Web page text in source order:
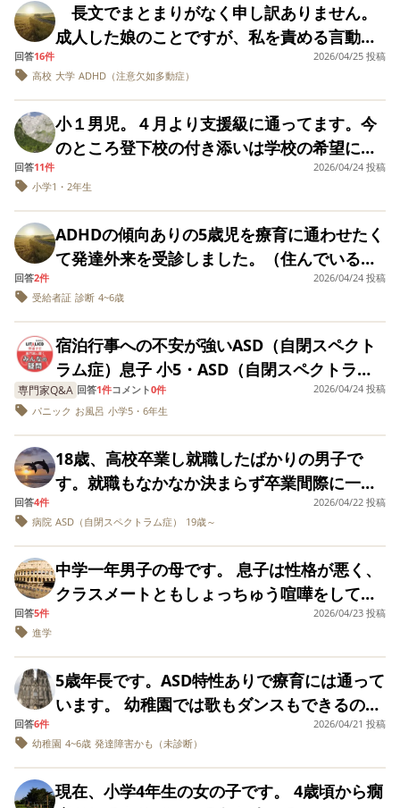
ともっと、幸せなの
にね。 頑張ってるん
だねって言われなく
ても良い。 しっかり
しなさいも言われた
しようもない怒りを
どうやって抑えてま
すか？ 私もADHDだ
から、まともな人の
意見は参考になりま
せん。 勝手ですが、
でも、アドバイス下
さい。 きっと、多分
気分悪くさせる内容
だと思います。 長文
失礼しました。
終的に怒鳴られてか
ら動くという事が少
なくありません。鬼
も時々あります。 小
のですが、とてもス
トレスです。今のま
まではお互い良くな
いと思っています。
ましたが、基本的な
事なので何とかスム
ーズに進められるよ
うにと思うのです。
うぞよろしくお願い
致しますm(_ _)m
宅勤務のためお互
様(うちにお友達を
ぶ)が叶わず、多動
あるため万が一お
せてしまったらと
うと外で遊んでほ
い。でもいくら外
で、公園で遊んで
伝えてもお友達に
みの今は何度も約
を破るから信用で
ないので家にいな
い。と軽く軟禁状
です… 外でも次は
似たような状況の
はおられますでし
うか… もしおられ
したら長期休暇中
きたいのでご教示
ただけますと幸い
す。 よろしくお願い
いたします。
したが。 当然、ものすごい労力とお金もかかっています
（涙）
長文でまとまりがなく申し訳ありません。
成人した娘のことですが、私を責める言動が
疾患からくるものなのかどうかで悩んでま
す。 離婚して離れて暮らしはじめて５年経ち
では幼少期から変わらず自他ともに認めるほ
どパパっこででした。私も生まれた時から出
来るだけの愛情を注いできました。 実家の
会社で経営状態がずっと思わしくない状態の
ときだったので、とにかく娘や妻に不自由や
不安のない生活をさせたいという思いで一心
不乱に働きました。自分のことは二の次、三
の次でも全く苦にならずに 家業が夜昼、
休日問わない仕事で、責任者でもあったので
休みも少なく、一緒に入れる時間は本当に貴
重でどんなに疲れてても娘と過ごせるだけで
楽しく幸せに感じられて一緒に過ごしていま
した。妻がビデオや写真もたくさん撮ってく
れてました。 ですが、中１の冬以降明らか
に態度が変化して、高校卒業まで滅多に口を
利くこともなく、休日を一緒に過ごすのも減
っていきましたが、それでも私の娘への気持
ちは変わることのない思いで接してきまし
た。小さい頃から怒ることは片手で数えるく
らいで、それも本気の怒りではなく絶えず心
底には娘のためにここはしっかり叱らねばい
必ずフォローをして娘がい大事だという気持
ちは伝えてきました。 ですが、離れて暮らす
直前に私のことが嫌いだと伝えられました。
離れてからは時折一緒にに暮らしてた時の
と、きつめの言葉で叱ったのは数回で、一緒
回答16件
2026/04/25 投稿
高校 大学 ADHD（注意欠如多動症）
小１男児。４月より支援級に通ってます。今
のところ登下校の付き添いは学校の希望によ
りあるものの、楽しく通えているようです。
帰宅後の生活に困っています。手を洗うまで
中身を出すことや明日の準備などが身につか
ずイライラしてしまいます。（本人にやる気
がある時はできます） 特に困っているのが、
寝室で暴れることです。些細なことで変なス
イッチが入ってしまい、飛びかかってきたり
叩いてきたり、唾吐いてきたりします。今は
まだ力で勝てないことはありませんが、本気
で痛いし、イライラするし、何でこんな風に
なってしまったのかと悲しくなるし⋯これが
続くと数年経てば負けてしまうと思います。
夜に限らず、対応はどうするべきでしょう
か？外面は意外と良くて、私の前一番ひどい
状態です。
回答11件
2026/04/24 投稿
小学1・2年生
ADHDの傾向ありの5歳児を療育に通わせたく
て発達外来を受診しました。（住んでいる地
域は医師の診断書か意見書を提出しないと受
給者証の申請はできないです） 普段から気に
来の先生からも「この子はADHDの傾向があ
ると思います」と言われたのですが、その場
では書いていただけず、臨床心理士さんに繋
んとの発達検査＆相談と、結果も含め2時間ほ
どで終わるそうです。 その日中に結果を元に
意見書を作成して貰えるとの事だったのです
が、そんなに早く結果が出るのでしょうか？
回答2件
2026/04/24 投稿
受給者証 診断 4~6歳
宿泊行事への不安が強いASD（自閉スペクト
ラム症）息子 小5・ASD（自閉スペクトラム
症）・特別支援学級在籍 4月に発表された宿
泊行事（林間学校）への予期不安が激しく、
登校しぶりを見せ始めています。 学年集会で
「数か月先に林間学校がある」と聞いた瞬間
から、脳内がその不安で支配されてしまいま
した。「枕が変わると寝られない」「嫌いな
見られるのが嫌だ」と、まだ先のことなのに
「今」起きていることのようにパニックにな
り、朝から腹痛を訴えて泣き出す日が増えて
活に支障が出るほど思い詰めてしまう性格で
す。 見通しの立たない遠い未来の不安をどう
切り分け、当日まで落ち着いて過ごさせるべ
きか、または欠席も視野にいれたほうがいい
のか悩んでいます。
専門家Q&A 回答1件コメント0件
2026/04/24 投稿
パニック お風呂 小学5・6年生
18歳、高校卒業し就職したばかりの男子で
す。就職もなかなか決まらず卒業間際に一度
見学に行ったところに就職しました。 自宅か
らも遠く、農業関係のため就業時間もあって
て決めるようにと言ったがそこがいいといい
就職しました。 働き始めて2週間で転職する
で働く、給料もいい、俺の人生なのに親兄弟
には関係がないといいキレました。 このよう
なことは一度や2度ではありません。 病院へ
の入院、施設への入所も検討しています。 こ
のように自分の思う通りにならないとすぐキ
レてしまう子どもへの対処をご教示ください
回答4件
2026/04/22 投稿
病院 ASD（自閉スペクトラム症） 19歳～
中学一年男子の母です。 息子は性格が悪く、
クラスメートともしょっちゅう喧嘩をしてい
るようです。 原因を聞いても「僕は何もして
す。 その場にいた他の子に確認すると、煽っ
たりして怒らせていた、との事でした。 小学
生の時からこんな感じで友達になってもすぐ
喧嘩をし、長続きしない関係です。 本人の希
望で、人間関係を一新したくて中学受験を
回答5件
2026/04/23 投稿
進学
5歳年長です。ASD特性ありで療育には通って
います。 幼稚園では歌もダンスもできるの
に、親の前では一切できません。 家で一緒に
30秒数えようという場面でもできるはずなの
経つにつれで家でできないことが増えていっ
回答6件
2026/04/21 投稿
幼稚園 4~6歳 発達障害かも（未診断）
現在、小学4年生の女の子です。 4歳頃から癇